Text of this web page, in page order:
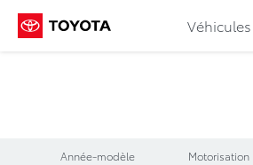
Aller au contenu
Véhicules
Année-modèle Motorisation